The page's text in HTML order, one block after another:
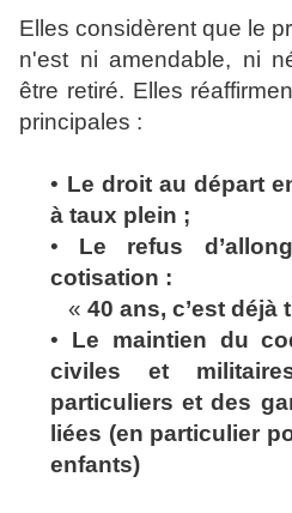
Elles considèrent que le
n'est ni amendable, ni
être retiré. Elles
principales :
• Le droit au départ
à taux plein ;
• Le refus
cotisation :
«40 ans, c’est déjà
• Le maintien du
civiles et
particuliers et des
liées (en particulier
enfants)